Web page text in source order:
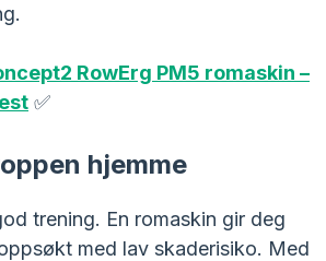
RowErg PM5 romaskin –
✅
hjemme
trening. En romaskin gir deg
med lav skaderisiko. Med